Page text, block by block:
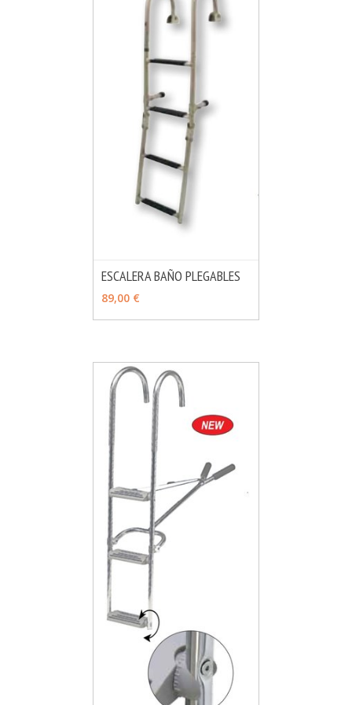
ESCALERA BAÑO PLEGABLES
89,00 €